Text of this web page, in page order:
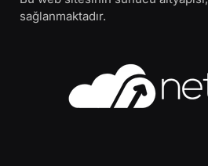
sağlanmaktadır.